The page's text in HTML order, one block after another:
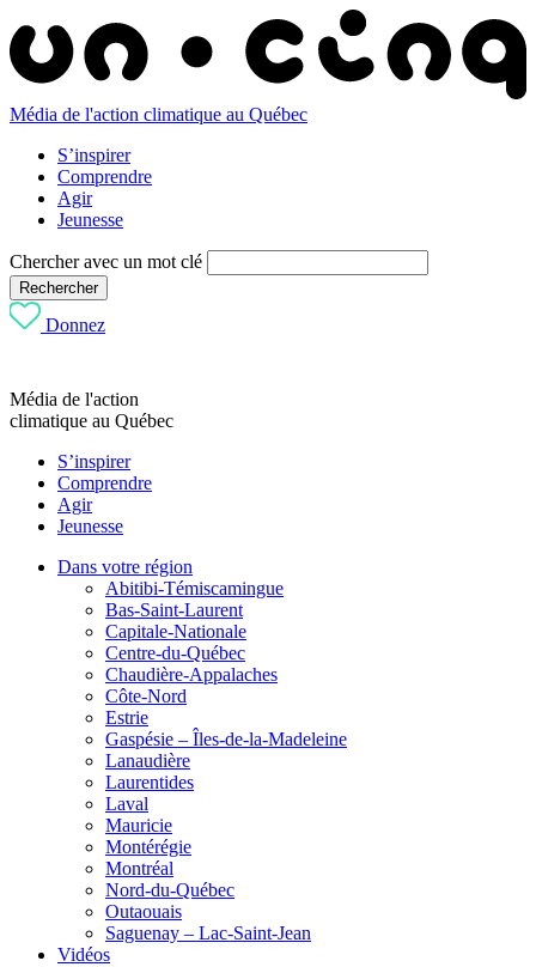
Média de l'action climatique au Québec
S’inspirer
Comprendre
Agir
Jeunesse
Chercher avec un mot clé
Rechercher
Donnez
Média de l'action
climatique au Québec
S’inspirer
Comprendre
Agir
Jeunesse
Dans votre région
Abitibi-Témiscamingue
Bas-Saint-Laurent
Capitale-Nationale
Centre-du-Québec
Chaudière-Appalaches
Côte-Nord
Estrie
Gaspésie – Îles-de-la-Madeleine
Lanaudière
Laurentides
Laval
Mauricie
Montérégie
Montréal
Nord-du-Québec
Outaouais
Saguenay – Lac-Saint-Jean
Vidéos